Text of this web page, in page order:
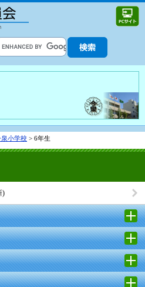
泉小学校 > 6年生
)